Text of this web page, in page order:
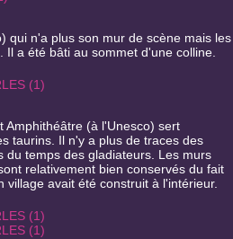
qui n'a plus son mur de scène mais les
a été bâti au sommet d'une colline.
Amphithéâtre (à l'Unesco) sert
taurins. Il n'y a plus de traces des
du temps des gladiateurs. Les murs
relativement bien conservés du fait
avait été construit à l'intérieur.